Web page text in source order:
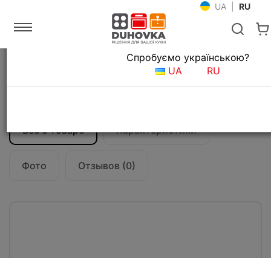
UA RU
Мойки и смесители Смесители для кухни
Смеситель кухонный Franke Novara-Plus
Все о товаре Характеристики
Фото Отзывов (0)
Язык магазина
Спробуємо українською?
UA
RU